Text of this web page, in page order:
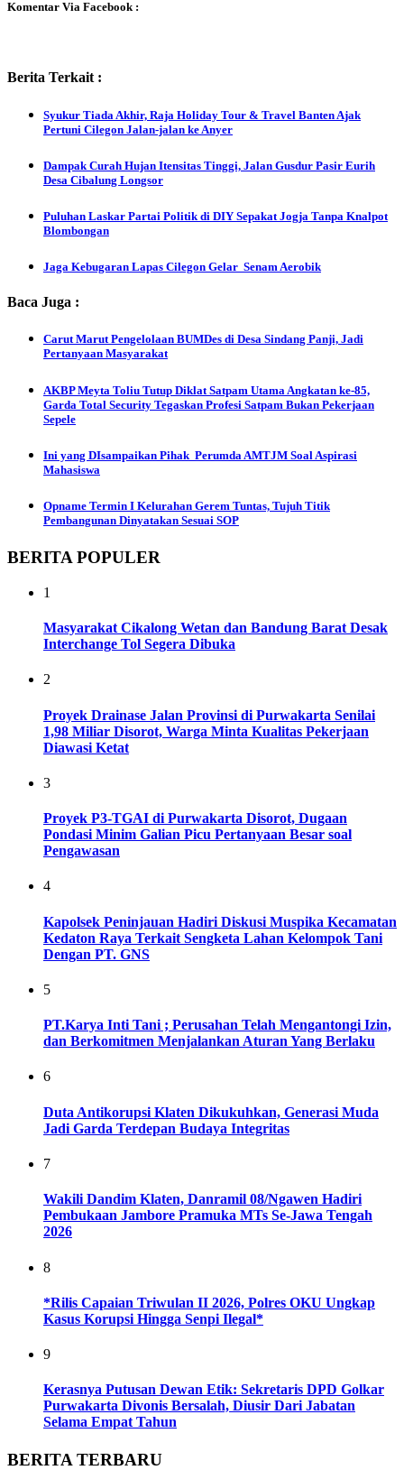
Komentar Via Facebook :
Berita Terkait :
Syukur Tiada Akhir, Raja Holiday Tour & Travel Banten Ajak
Pertuni Cilegon Jalan-jalan ke Anyer
Dampak Curah Hujan Itensitas Tinggi, Jalan Gusdur Pasir Eurih
Desa Cibalung Longsor
Puluhan Laskar Partai Politik di DIY Sepakat Jogja Tanpa Knalpot
Blombongan
Jaga Kebugaran Lapas Cilegon Gelar Senam Aerobik
Baca Juga :
Carut Marut Pengelolaan BUMDes di Desa Sindang Panji, Jadi
Pertanyaan Masyarakat
AKBP Meyta Toliu Tutup Diklat Satpam Utama Angkatan ke-85,
Garda Total Security Tegaskan Profesi Satpam Bukan Pekerjaan
Sepele
Ini yang DIsampaikan Pihak Perumda AMTJM Soal Aspirasi
Mahasiswa
Opname Termin I Kelurahan Gerem Tuntas, Tujuh Titik
Pembangunan Dinyatakan Sesuai SOP
BERITA POPULER
1
Masyarakat Cikalong Wetan dan Bandung Barat Desak
Interchange Tol Segera Dibuka
2
Proyek Drainase Jalan Provinsi di Purwakarta Senilai
1,98 Miliar Disorot, Warga Minta Kualitas Pekerjaan
Diawasi Ketat
3
Proyek P3-TGAI di Purwakarta Disorot, Dugaan
Pondasi Minim Galian Picu Pertanyaan Besar soal
Pengawasan
4
Kapolsek Peninjauan Hadiri Diskusi Muspika Kecamatan
Kedaton Raya Terkait Sengketa Lahan Kelompok Tani
Dengan PT. GNS
5
PT.Karya Inti Tani ; Perusahan Telah Mengantongi Izin,
dan Berkomitmen Menjalankan Aturan Yang Berlaku
6
Duta Antikorupsi Klaten Dikukuhkan, Generasi Muda
Jadi Garda Terdepan Budaya Integritas
7
Wakili Dandim Klaten, Danramil 08/Ngawen Hadiri
Pembukaan Jambore Pramuka MTs Se-Jawa Tengah
2026
8
*Rilis Capaian Triwulan II 2026, Polres OKU Ungkap
Kasus Korupsi Hingga Senpi Ilegal*
9
Kerasnya Putusan Dewan Etik: Sekretaris DPD Golkar
Purwakarta Divonis Bersalah, Diusir Dari Jabatan
Selama Empat Tahun
BERITA TERBARU